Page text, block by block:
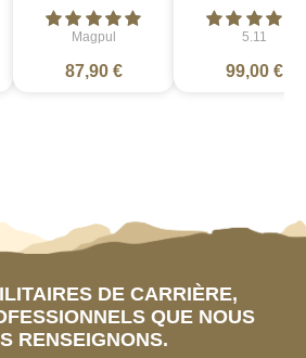
Magpul
87,90 €
5.11
99,00 €
DE CARRIÈRE,
QUE NOUS
RENSEIGNONS.